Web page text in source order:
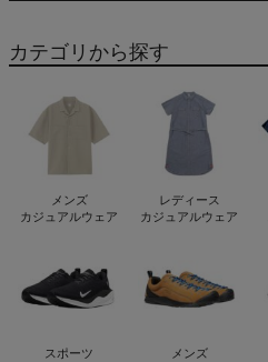
カテゴリから探す
メンズ
カジュアルウェア
レディース
カジュアルウェア
スポーツ
メンズ